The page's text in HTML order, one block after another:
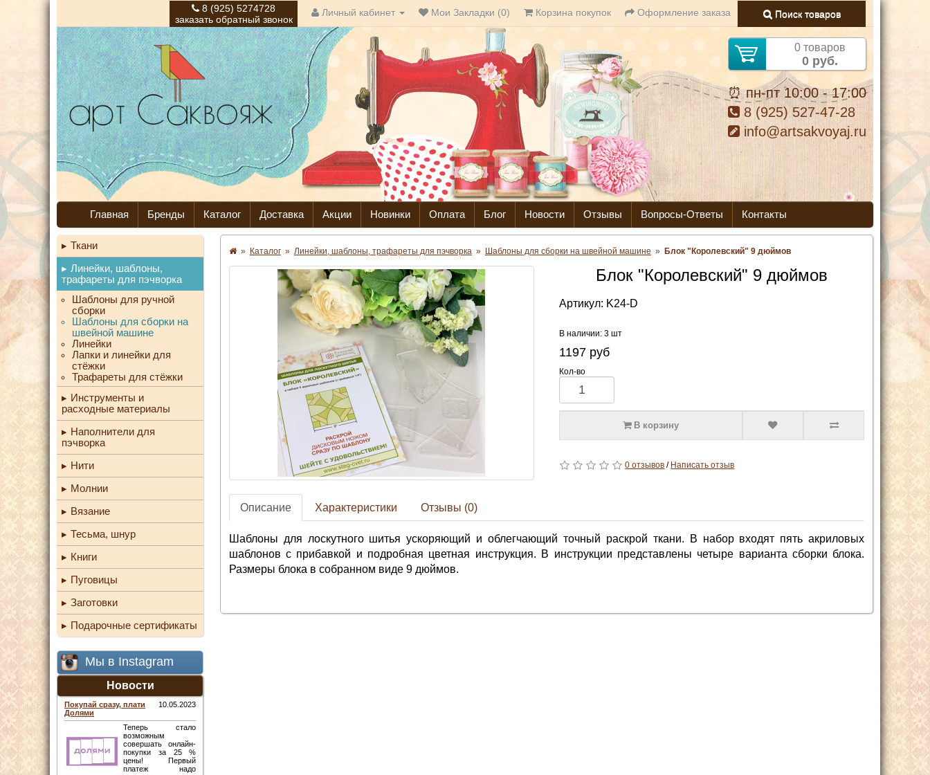
8 (925) 5274728
заказать обратный звонок
Личный кабинет Мои Закладки (0) Корзина покупок Оформление заказа Поиск товаров
0 товаров
0 руб.
⏰ пн-пт 10:00 - 17:00
8 (925) 527-47-28
info@artsakvoyaj.ru
Главная Бренды Каталог Доставка Акции Новинки Оплата Блог Новости Отзывы Вопросы-Ответы Контакты
Ткани
Линейки, шаблоны,
трафареты для пэчворка
Шаблоны для ручной
сборки
Шаблоны для сборки на
швейной машине
Линейки
Лапки и линейки для
стёжки
Трафареты для стёжки
Инструменты и
расходные материалы
Наполнители для
пэчворка
Нити
Молнии
Вязание
Тесьма, шнур
Книги
Пуговицы
Заготовки
Подарочные сертификаты
Мы в Instagram
Новости
Покупай сразу, плати
Долями
10.05.2023
Теперь стало
возможным
совершать онлайн-
покупки за 25 %
цены! Первый
платеж надо
» Каталог » Линейки, шаблоны, трафареты для пэчворка » Шаблоны для сборки на швейной машине » Блок "Королевский" 9 дюймов
Блок "Королевский" 9 дюймов
Артикул: K24-D
В наличии: 3 шт
1197 руб
Кол-во
В корзину
0 отзывов / Написать отзыв
Описание Характеристики Отзывы (0)
Шаблоны для лоскутного шитья ускоряющий и облегчающий точный раскрой ткани. В набор входят пять акриловых
шаблонов с прибавкой и подробная цветная инструкция. В инструкции представлены четыре варианта сборки блока.
Размеры блока в собранном виде 9 дюймов.